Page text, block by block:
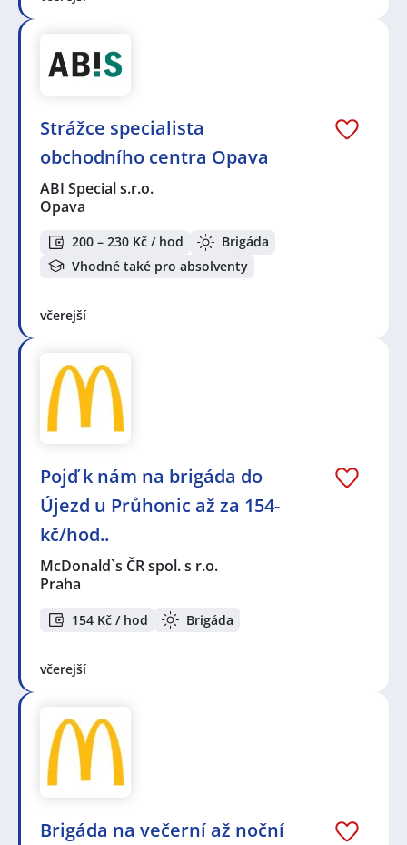
Strážce specialista
obchodního centra Opava
ABI Special s.r.o.
Opava
200 – 230 Kč / hod
Brigáda
Vhodné také pro absolventy
včerejší
Pojď k nám na brigáda do
Újezd u Průhonic až za 154-
kč/hod..
McDonald`s ČR spol. s r.o.
Praha
154 Kč / hod Brigáda
včerejší
Brigáda na večerní až noční